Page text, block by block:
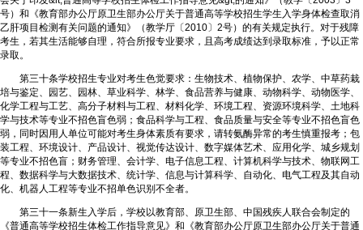
号）和《教育部办公厅原卫生部办公厅关于普通高等学校招生学生入学身体检查取消
乙肝项目检测有关问题的通知》（教学厅〔2010〕2号）的有关规定执行。对于残障
考生，若其生活能够自理，符合所报专业要求，且高考成绩达到录取标准，予以正常
录取。
第三十条学校招生专业对考生色觉要求：生物技术、植物保护、农学、中草药栽
培与鉴定、园艺、园林、草业科学、林学、食品营养与健康、动物科学、动物医学、
化学工程与工艺、高分子材料与工程、材料化学、环境工程、资源环境科学、土地科
学与技术等专业不招色盲色弱；食品科学与工程、食品质量与安全等专业不招色盲色
弱，同时因用人单位可能对考生身体素质有要求，请转氨酶异常的考生慎重报考；包
装工程、环境设计、产品设计、视觉传达设计、数字媒体艺术、应用化学、城乡规划
等专业不招色盲；财务管理、会计学、电子信息工程、计算机科学与技术、物联网工
程、数据科学与大数据技术、统计学、信息与计算科学、自动化、电气工程及其自动
化、机器人工程等专业不招单色识别不全者。
第三十一条新生入学后，学校以教育部、原卫生部、中国残疾人联合会制定的
《普通高等学校招生体检工作指导意见》和《教育部办公厅原卫生部办公厅关于普通